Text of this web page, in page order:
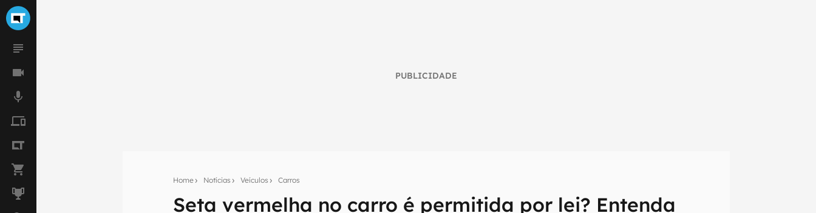
PUBLICIDADE
Home Notícias Veículos Carros
Seta vermelha no carro é permitida por lei? Entenda
Seu resumo inteligente do mundo tech!
Assine a newsletter do Canaltech e receba notícias e reviews sobre tecnologia em primeira
mão.